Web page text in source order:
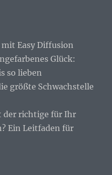
Easy Diffusion
Glück:
so lieben
größte Schwachstelle
der richtige für Ihr
Ein Leitfaden für